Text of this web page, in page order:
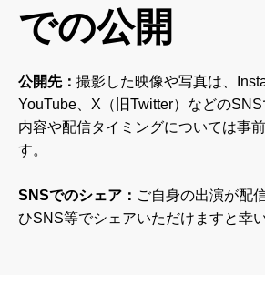
での公開
公開先： 撮影した映像や写真は、
YouTube、X（旧Twitter）などのSNS
内容や配信タイミングについては事
す。
SNSでのシェア： ご自身の出演が配
ひSNS等でシェアいただけますと幸い